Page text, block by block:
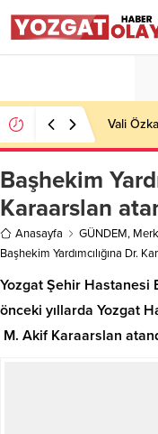
Vali
Başhekim
Karaarslan
Anasayfa GÜNDEM,
Başhekim Yardımcılığına Dr.
Yozgat Şehir Hastanesi
önceki yıllarda Yozgat
M. Akif Karaarslan